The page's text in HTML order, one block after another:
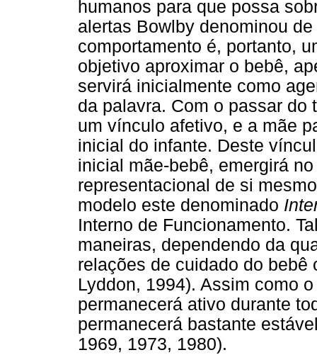
humanos para que possa
alertas Bowlby denominou
comportamento é, portanto,
objetivo aproximar o bebê,
servirá inicialmente como
da palavra. Com o passar do
um vínculo afetivo, e a mãe
inicial do infante. Deste
inicial mãe-bebê, emergirá
representacional de si
modelo este denominado
Interno de Funcionamento.
maneiras, dependendo da
relações de cuidado do bebê
Lyddon, 1994). Assim como
permanecerá ativo durante
permanecerá bastante
1969, 1973, 1980).